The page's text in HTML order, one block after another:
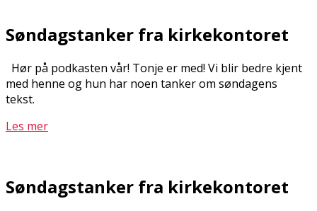
Søndagstanker fra kirkekontoret
Hør på podkasten vår! Tonje er med! Vi blir bedre kjent
med henne og hun har noen tanker om søndagens
tekst.
Les mer
Søndagstanker fra kirkekontoret